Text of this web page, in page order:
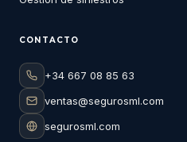
CONTACTO
+34 667 08 85 63
ventas@segurosml.com
segurosml.com